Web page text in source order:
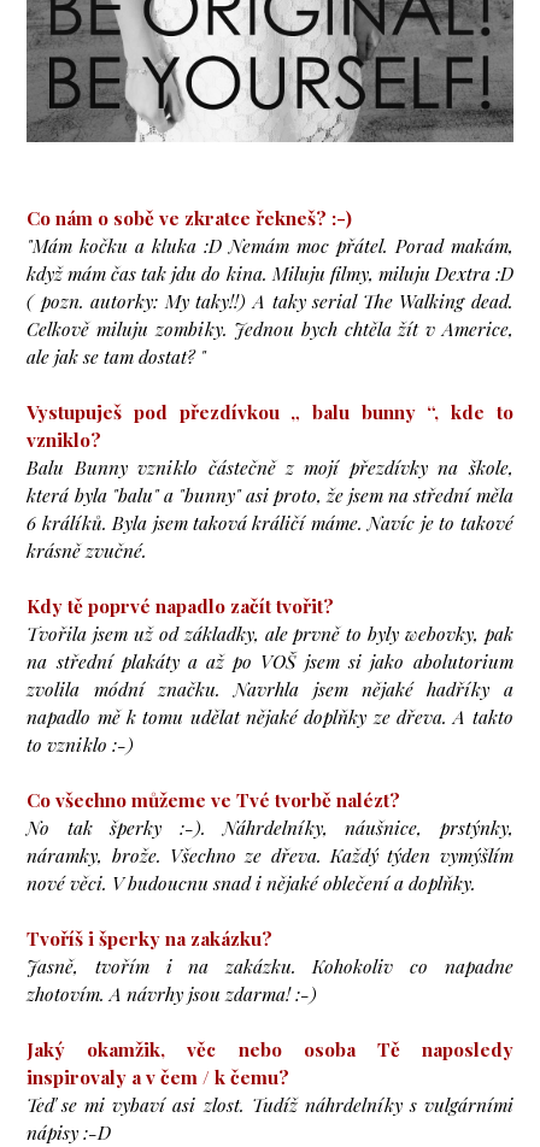
Co nám o sobě ve zkratce řekneš? :-)
"Mám kočku a kluka :D Nemám moc přátel. Porad makám,
když mám čas tak jdu do kina. Miluju filmy, miluju Dextra :D
( pozn. autorky: My taky!!) A taky serial The Walking dead.
Celkově miluju zombiky. Jednou bych chtěla žít v Americe,
ale jak se tam dostat? "
Vystupuješ pod přezdívkou „ balu bunny “, kde to
vzniklo?
Balu Bunny vzniklo částečně z mojí přezdívky na škole,
která byla "balu" a "bunny" asi proto, že jsem na střední měla
6 králíků. Byla jsem taková králičí máme. Navíc je to takové
krásně zvučné.
Kdy tě poprvé napadlo začít tvořit?
Tvořila jsem už od základky, ale prvně to byly webovky, pak
na střední plakáty a až po VOŠ jsem si jako abolutorium
zvolila módní značku. Navrhla jsem nějaké hadříky a
napadlo mě k tomu udělat nějaké doplňky ze dřeva. A takto
to vzniklo :-)
Co všechno můžeme ve Tvé tvorbě nalézt?
No tak šperky :-). Náhrdelníky, náušnice, prstýnky,
náramky, brože. Všechno ze dřeva. Každý týden vymýšlím
nové věci. V budoucnu snad i nějaké oblečení a doplňky.
Tvoříš i šperky na zakázku?
Jasně, tvořím i na zakázku. Kohokoliv co napadne
zhotovím. A návrhy jsou zdarma! :-)
Jaký okamžik, věc nebo osoba Tě naposledy
inspirovaly a v čem / k čemu?
Teď se mi vybaví asi zlost. Tudíž náhrdelníky s vulgárními
nápisy :-D